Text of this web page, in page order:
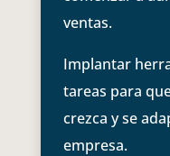
ventas.
Implantar
tareas para
crezca y se
empresa.